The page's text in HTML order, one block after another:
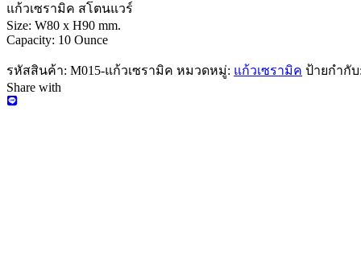
แก้วเซรามิค สโตนแวร์
Size: W80 x H90 mm.
Capacity: 10 Ounce
รหัสสินค้า: M015-แก้วเซรามิค หมวดหมู่: แก้วเซรามิค ป้ายกำกั
Share with